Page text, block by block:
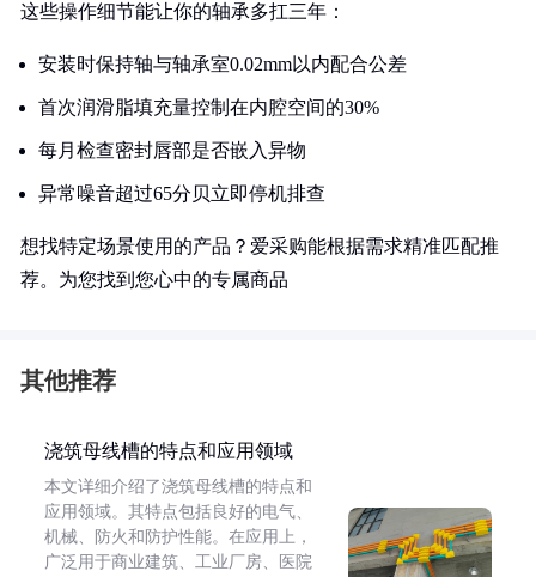
这些操作细节能让你的轴承多扛三年：
安装时保持轴与轴承室0.02mm以内配合公差
首次润滑脂填充量控制在内腔空间的30%
每月检查密封唇部是否嵌入异物
异常噪音超过65分贝立即停机排查
想找特定场景使用的产品？爱采购能根据需求精准匹配推
荐。为您找到您心中的专属商品
其他推荐
浇筑母线槽的特点和应用领域
本文详细介绍了浇筑母线槽的特点和
应用领域。其特点包括良好的电气、
机械、防火和防护性能。在应用上，
广泛用于商业建筑、工业厂房、医院